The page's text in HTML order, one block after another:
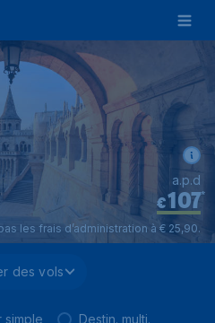
€107*
a.p.d
les frais d’administration à € 25,90.
des vols
simple Destin. multi.